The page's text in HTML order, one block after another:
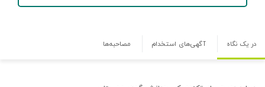
در یک نگاه آگهی‌های استخدام مصاحبه‌ها